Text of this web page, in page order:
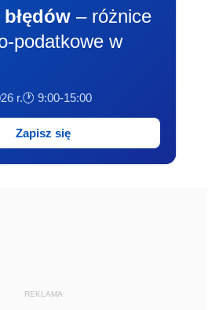
– różnice
podatkowe w
r.🕐 9:00-15:00
Zapisz się
REKLAMA